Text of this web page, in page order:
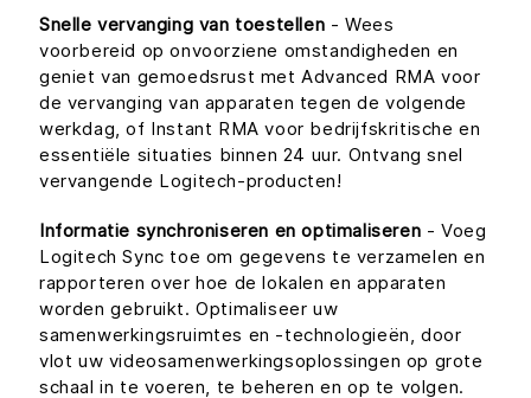
Snelle vervanging van toestellen - Wees
voorbereid op onvoorziene omstandigheden en
geniet van gemoedsrust met Advanced RMA voor
de vervanging van apparaten tegen de volgende
werkdag, of Instant RMA voor bedrijfskritische en
essentiële situaties binnen 24 uur. Ontvang snel
vervangende Logitech-producten!
Informatie synchroniseren en optimaliseren - Voeg
Logitech Sync toe om gegevens te verzamelen en
rapporteren over hoe de lokalen en apparaten
worden gebruikt. Optimaliseer uw
samenwerkingsruimtes en -technologieën, door
vlot uw videosamenwerkingsoplossingen op grote
schaal in te voeren, te beheren en op te volgen.